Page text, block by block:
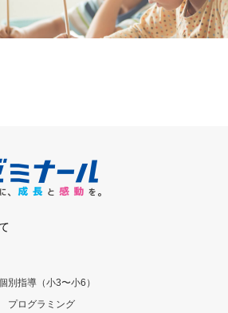
別指導（小3〜小6）
プログラミング